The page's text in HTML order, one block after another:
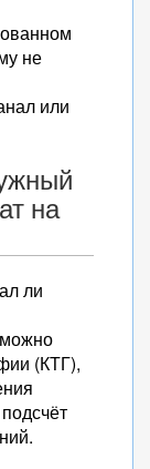
не
или
на
ли
(КТГ),